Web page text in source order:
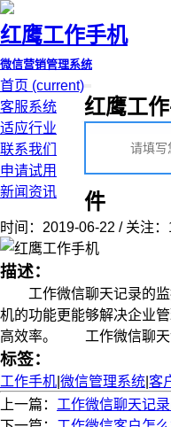
红鹰工作手机
微信营销管理系统
首页 (current)
客服系统
适应行业
联系我们
申请试用
新闻资讯
红鹰工
件
时间：2019-06-22 / 关注
描述：
工作微信聊天记录的监
机的功能更能够解决企业
高效率。 工作微信聊天
标签：
工作手机 微信管理系统 客
上一篇： 工作微信聊天记